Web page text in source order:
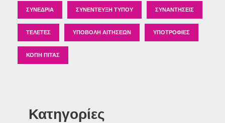
ΣΥΝΈΔΡΙΑ ΣΥΝΈΝΤΕΥΞΗ ΤΎΠΟΥ ΣΥΝΑΝΤΉΣΕΙΣ
ΤΕΛΕΤΈΣ ΥΠΟΒΟΛΉ ΑΙΤΉΣΕΩΝ ΥΠΟΤΡΟΦΊΕΣ
ΚΟΠΉ ΠΊΤΑΣ
Κατηγορίες